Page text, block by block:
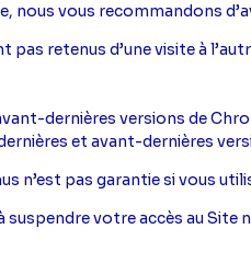
nous vous recommandons
retenus d’une visite à
dernières versions de
et avant-dernières
n’est pas garantie si vous
votre accès au